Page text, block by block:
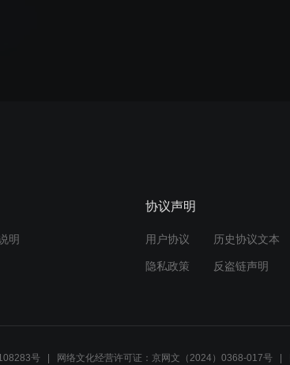
明
协议声明
用户协议 历史协议文本
隐私政策 反盗链声明
号 网络文化经营许可证：京网文（2024）0368-017号